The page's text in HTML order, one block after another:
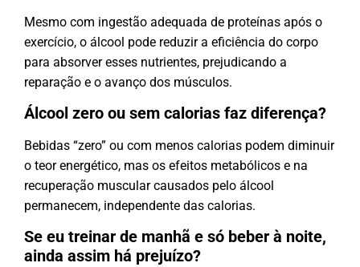
Mesmo com ingestão adequada de proteínas após o
exercício, o álcool pode reduzir a eficiência do corpo
para absorver esses nutrientes, prejudicando a
reparação e o avanço dos músculos.
Álcool zero ou sem calorias faz diferença?
Bebidas “zero” ou com menos calorias podem diminuir
o teor energético, mas os efeitos metabólicos e na
recuperação muscular causados pelo álcool
permanecem, independente das calorias.
Se eu treinar de manhã e só beber à noite,
ainda assim há prejuízo?